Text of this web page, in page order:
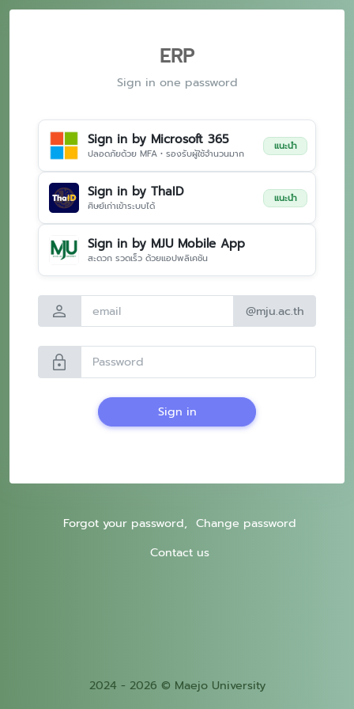
ERP
Sign in one password
Sign in by Microsoft 365
ปลอดภัยด้วย MFA • รองรับผู้ใช้จำนวนมาก
แนะนำ
Sign in by ThaID
ศิษย์เก่าเข้าระบบได้
แนะนำ
Sign in by MJU Mobile App
สะดวก รวดเร็ว ด้วยแอปพลิเคชัน
person @mju.ac.th
lock
Sign in
Forgot your password, Change password
Contact us
2024 - 2026 © Maejo University